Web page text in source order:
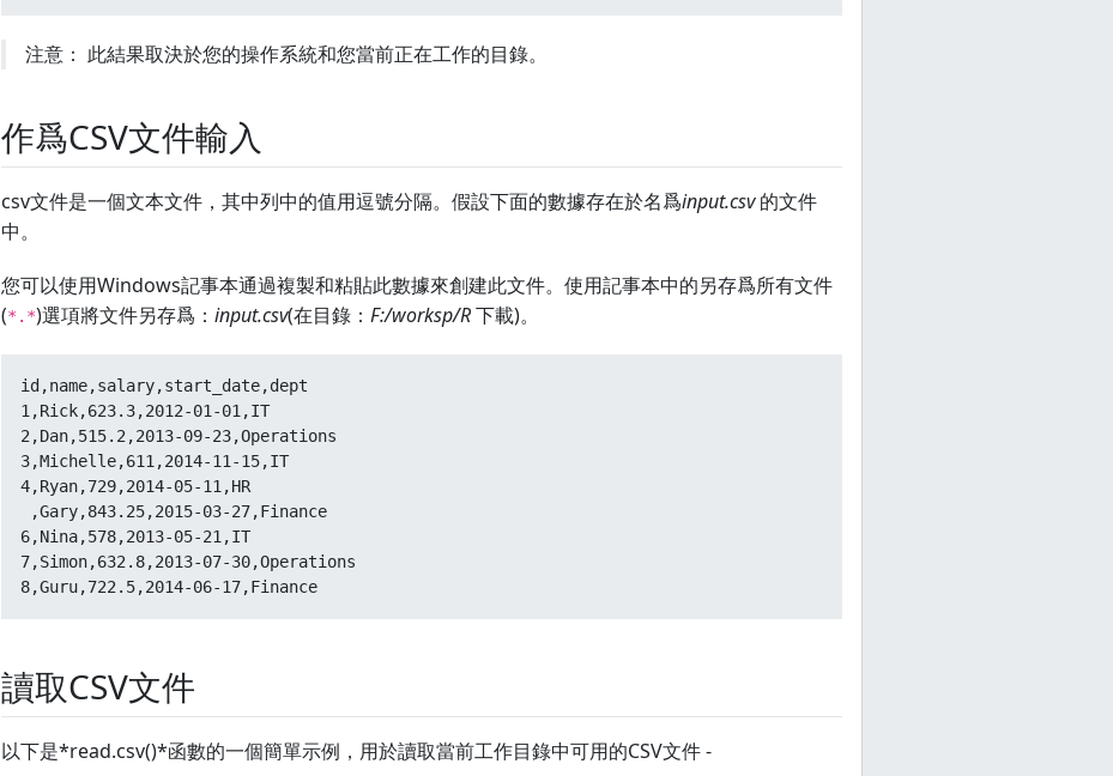
注意： 此結果取決於您的操作系統和您當前正在工作的目錄。
作爲CSV文件輸入
csv文件是一個文本文件，其中列中的值用逗號分隔。假設下面的數據存在於名爲input.csv的文件
中。
您可以使用Windows記事本通過複製和粘貼此數據來創建此文件。使用記事本中的另存爲所有文件
(*.*)選項將文件另存爲： input.csv(在目錄： F:/worksp/R下載)。
id,name,salary,start_date,dept
1,Rick,623.3,2012-01-01,IT
2,Dan,515.2,2013-09-23,Operations
3,Michelle,611,2014-11-15,IT
4,Ryan,729,2014-05-11,HR
,Gary,843.25,2015-03-27,Finance
6,Nina,578,2013-05-21,IT
7,Simon,632.8,2013-07-30,Operations
8,Guru,722.5,2014-06-17,Finance
讀取CSV文件
以下是*read.csv()*函數的一個簡單示例，用於讀取當前工作目錄中可用的CSV文件 -